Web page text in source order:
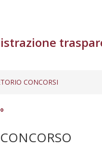
CONCORSI